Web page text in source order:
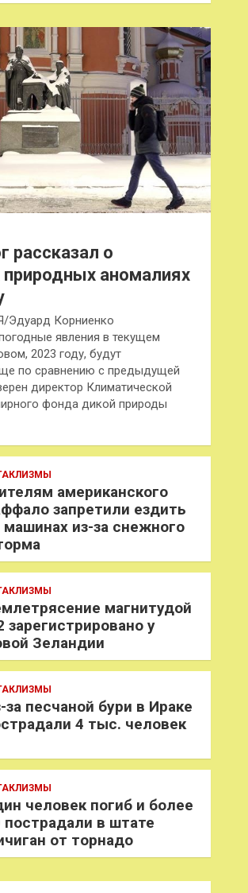
рассказал о
аномалиях
Корниенко
явления в текущем
2023 году, будут
по сравнению с предыдущей
директор Климатической
фонда дикой природы
американского
запретили ездить
машинах из-за снежного
магнитудой
зарегистрировано у
Зеландии
за песчаной бури в Ираке
4 тыс. человек
человек погиб и более
пострадали в штате
от торнадо